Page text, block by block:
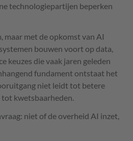
technologiepartijen beperken
maar met de opkomst van AI
bouwen voort op data,
keuzes die vaak jaren geleden
fundament ontstaat het
niet leidt tot betere
kwetsbaarheden.
niet of de overheid AI inzet,